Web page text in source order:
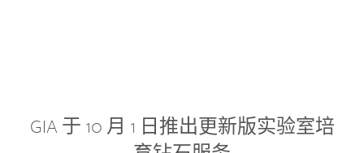
GIA 于 10 月 1 日推出更新版实验室培